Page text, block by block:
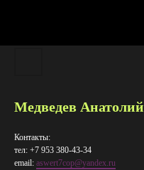
Медведев Анатолий
Контакты:
тел: +7 953 380-43-34
email: aswert7cop@yandex.ru